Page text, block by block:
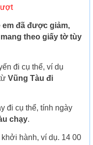
em đã được giảm,
theo giấy tờ tùy
đi cụ thể, ví dụ
Vũng Tàu đi
đi cụ thể, tính ngày
chạy.
hành, ví dụ. 14 00